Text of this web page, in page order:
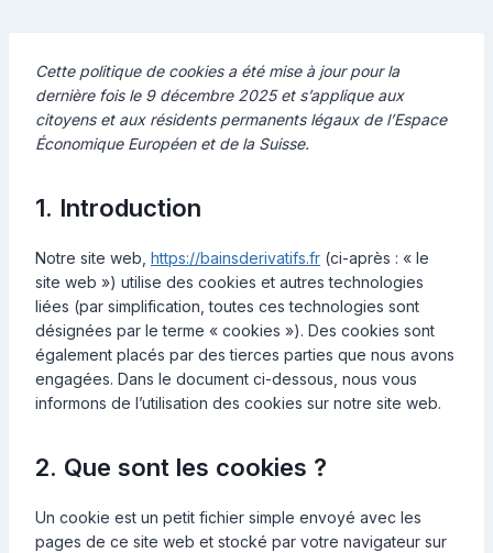
Cette politique de cookies a été mise à jour pour la
dernière fois le 9 décembre 2025 et s’applique aux
citoyens et aux résidents permanents légaux de l’Espace
Économique Européen et de la Suisse.
1. Introduction
Notre site web, https://bainsderivatifs.fr (ci-après : « le
site web ») utilise des cookies et autres technologies
liées (par simplification, toutes ces technologies sont
désignées par le terme « cookies »). Des cookies sont
également placés par des tierces parties que nous avons
engagées. Dans le document ci-dessous, nous vous
informons de l’utilisation des cookies sur notre site web.
2. Que sont les cookies ?
Un cookie est un petit fichier simple envoyé avec les
pages de ce site web et stocké par votre navigateur sur